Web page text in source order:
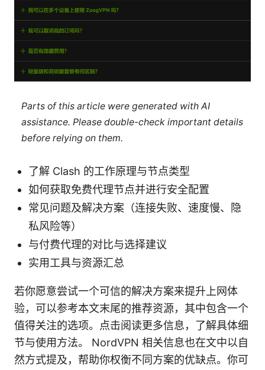
Parts of this article were generated with AI
assistance. Please double-check important details
before relying on them.
了解 Clash 的工作原理与节点类型
如何获取免费代理节点并进行安全配置
常见问题及解决方案（连接失败、速度慢、隐
私风险等）
与付费代理的对比与选择建议
实用工具与资源汇总
若你愿意尝试一个可信的解决方案来提升上网体
验，可以参考本文末尾的推荐资源，其中包含一个
值得关注的选项。点击阅读更多信息，了解具体细
节与使用方法。 NordVPN 相关信息也在文中以自
然方式提及，帮助你权衡不同方案的优缺点。你可